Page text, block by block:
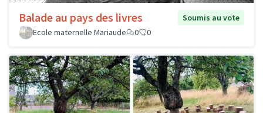
Balade au pays des livres
Soumis au vote
Ecole maternelle Mariaude
0 0